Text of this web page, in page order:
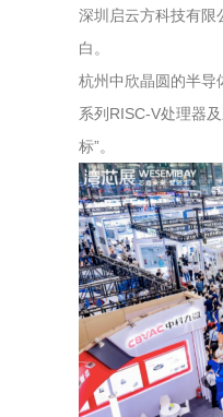
深圳启云方科技有限
白。
杭州中欣晶圆的半导
系列RISC-V处理器
标”。